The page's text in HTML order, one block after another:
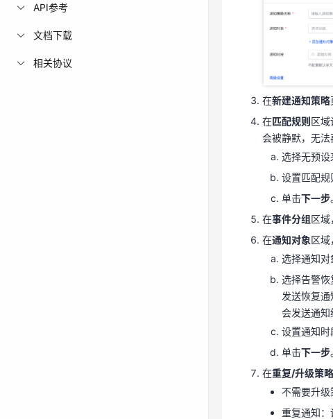
API参考
文档下载
相关协议
在新建通知策略
在匹配规则
设置匹配
单击下一步
在事件分组区
在通知对象 区
选择通知对
选择告警恢
会发送通
设置通知
单击下一步
在重复/升级策
不需要升
重复通知
升级策略
设置完成后，单
在新建通知策略
在匹配规则 区
会被静默，无法
选择无预设
设置匹配规
单击下一步
在事件分组区域
在通知对象区域
选择通知对
选择告警恢
发送恢复
会发送通知
设置通知
单击下一步
在重复/升级策略
不需要升级
重复通知：